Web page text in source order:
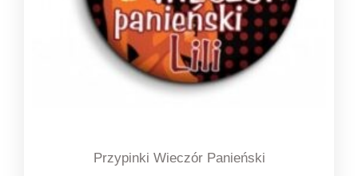
Przypinki Wieczór Panieński